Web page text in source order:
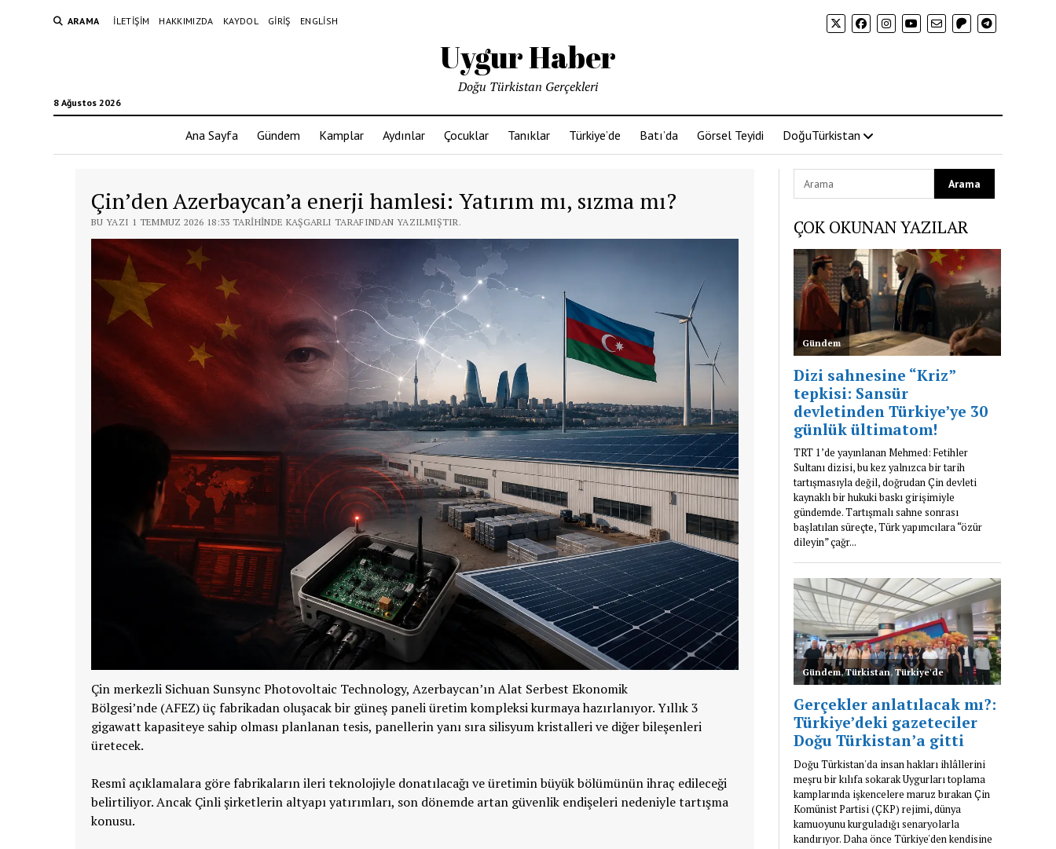
ARAMA İLETIŞIM HAKKIMIZDA KAYDOL GIRIŞ ENGLISH
Uygur Haber
8 Ağustos 2026
Doğu Türkistan Gerçekleri
Ana Sayfa Gündem Kamplar Aydınlar Çocuklar Tanıklar Türkiye’de Batı’da Görsel Teyidi DoğuTürkistan
Çin’den Azerbaycan’a enerji hamlesi: Yatırım mı, sızma mı?
BU YAZI 1 TEMMUZ 2026 18:33 TARIHINDE KAŞGARLI TARAFINDAN YAZILMIŞTIR.
Çin merkezli Sichuan Sunsync Photovoltaic Technology, Azerbaycan’ınAlat Serbest Ekonomik
Bölgesi’nde (AFEZ) üç fabrikadan oluşacak bir güneş paneli üretim kompleksi kurmaya hazırlanıyor. Yıllık 3
gigawatt kapasiteye sahip olması planlanan tesis, panellerin yanı sıra silisyum kristalleri ve diğer bileşenleri
üretecek.
Resmî açıklamalara göre fabrikaların ileri teknolojiyle donatılacağı ve üretimin büyük bölümünün ihraç edileceği
belirtiliyor. Ancak Çinli şirketlerin altyapı yatırımları, son dönemde artan güvenlik endişeleri nedeniyle tartışma
konusu.
ÇOK OKUNAN YAZILAR